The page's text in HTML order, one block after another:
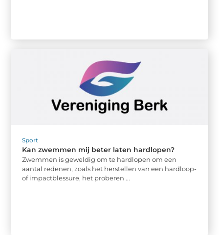
Sport
Kan zwemmen mij beter laten hardlopen?
Zwemmen is geweldig om te hardlopen om een ​​
aantal redenen, zoals het herstellen van een hardloop-
of impactblessure, het proberen ...